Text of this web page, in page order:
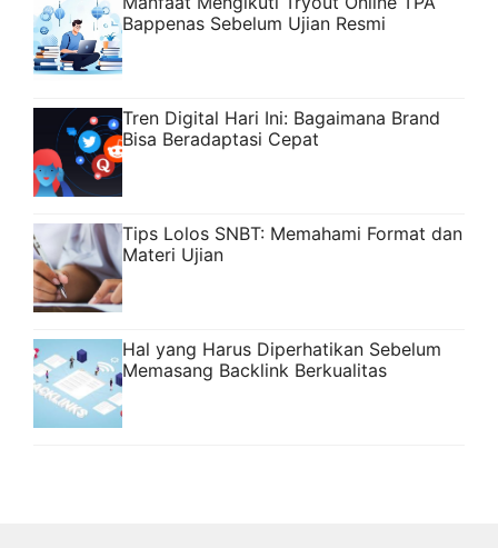
Bappenas Sebelum Ujian Resmi
Tren Digital Hari Ini: Bagaimana Brand
Bisa Beradaptasi Cepat
Tips Lolos SNBT: Memahami Format dan
Materi Ujian
Hal yang Harus Diperhatikan Sebelum
Memasang Backlink Berkualitas